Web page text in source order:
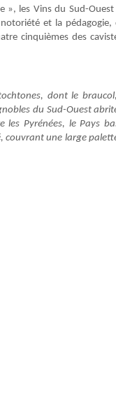
», les Vins du Sud-
et la
cinquièmes des
dont le
du Sud-Ouest
Pyrénées, le Pays
une large